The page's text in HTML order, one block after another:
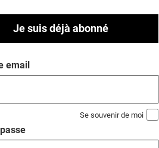
Je suis déjà abonné
email
Se souvenir de moi